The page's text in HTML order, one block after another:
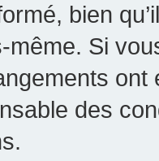
bien
Si
ont
des